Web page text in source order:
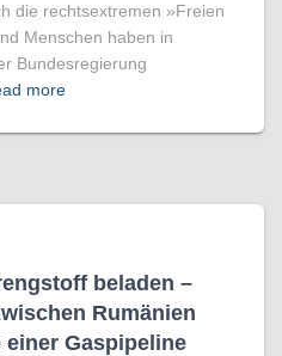
die rechtsextremen »Freien
Menschen haben in
Bundesregierung
more
beladen –
Rumänien
Gaspipeline